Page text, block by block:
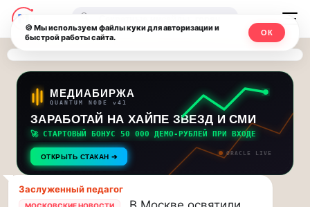
Последние
новости
и
обновления
потока:
Друзья,
приглашаем
на
музыкальную
прогулку
по
Москвичи.net
—
Главный
столичный
чат-
мессенджер,
новости
🔍
МЕДИАБИРЖА
QUANTUM NODE v41
ЗАРАБОТАЙ НА ХАЙПЕ ЗВЕЗД И СМИ
🚀 СТАРТОВЫЙ БОНУС 50 000 ДЕМО-РУБЛЕЙ ПРИ ВХОДЕ
ОТКРЫТЬ СТАКАН ➔ ORACLE LIVE
Заслуженный педагог
🍪 Мы используем файлы куки для авторизации и
быстрой работы сайта.
ОК